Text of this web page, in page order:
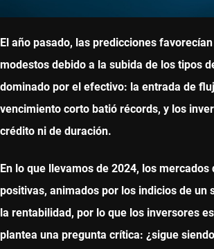
El año pasado, las predicciones
modestos debido a la subida de los tipos
dominado por el efectivo: la entrada de
vencimiento corto batió récords, y los
crédito ni de duración.
En lo que llevamos de 2024, los
positivas, animados por los indicios de
la rentabilidad, por lo que los inversores
plantea una pregunta crítica: ¿sigue